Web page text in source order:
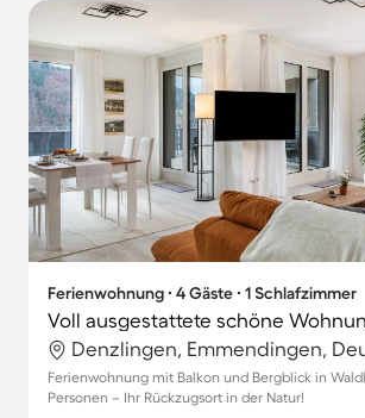
Ferienwohnung ∙ 4 Gäste ∙ 1 Schlafzimmer
Denzlingen, Emmendingen,
Ferienwohnung mit Balkon und Bergblick in
Personen – Ihr Rückzugsort in der Natur!